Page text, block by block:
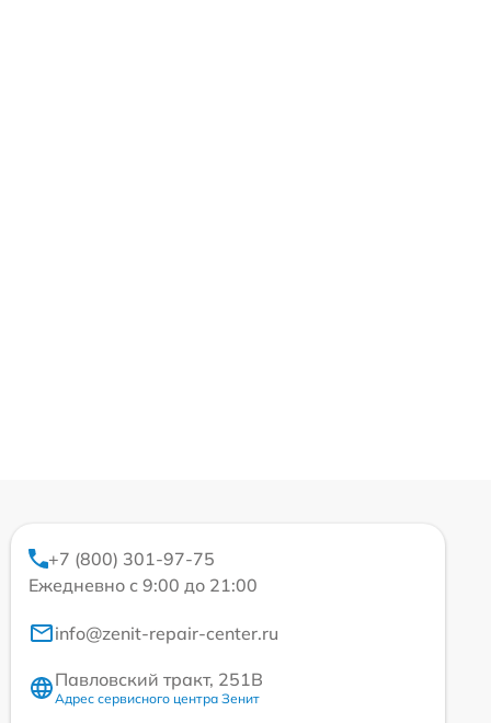
+7 (800) 301-97-75
Ежедневно с 9:00 до 21:00
info@zenit-repair-center.ru
Павловский тракт, 251В
Адрес сервисного центра Зенит